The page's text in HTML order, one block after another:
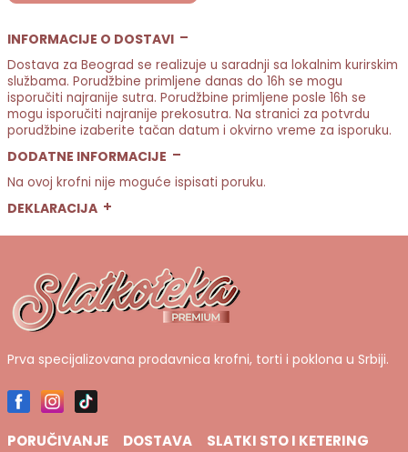
INFORMACIJE O DOSTAVI
Dostava za Beograd se realizuje u saradnji sa lokalnim kurirskim
službama. Porudžbine primljene danas do 16h se mogu
isporučiti najranije sutra. Porudžbine primljene posle 16h se
mogu isporučiti najranije prekosutra. Na stranici za potvrdu
porudžbine izaberite tačan datum i okvirno vreme za isporuku.
DODATNE INFORMACIJE
Na ovoj krofni nije moguće ispisati poruku.
DEKLARACIJA
mlečna čokolada, čoko jaje, seckani lešnik, rošer, noissete krem,
Prva specijalizovana prodavnica krofni, torti i poklona u Srbiji.
PORUČIVANJE DOSTAVA
SLATKI STO I KETERING